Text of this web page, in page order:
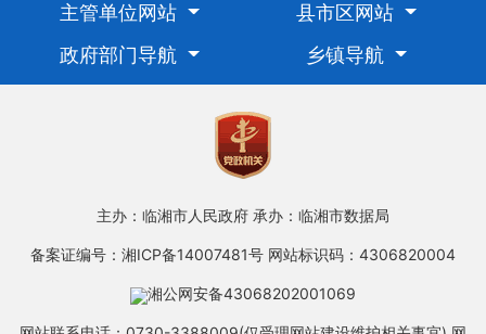
主管单位网站
县市区网站
政府部门导航
乡镇导航
主办：临湘市人民政府 承办：临湘市数据局
备案证编号：湘ICP备14007481号 网站标识码：4306820004
湘公网安备43068202001069